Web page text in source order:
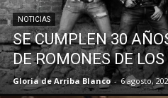
NOTICIAS
SE CUMPLEN 30
DE ROMONES DE
Gloria de Arriba Blanco - 6 agosto,